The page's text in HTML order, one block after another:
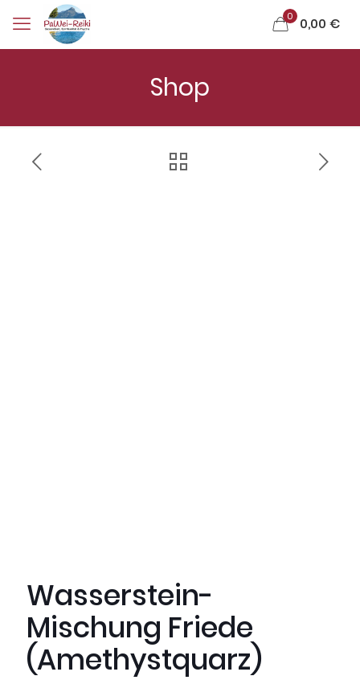
0 0,00 €
Shop
Wasserstein-
Mischung Friede
(Amethystquarz)